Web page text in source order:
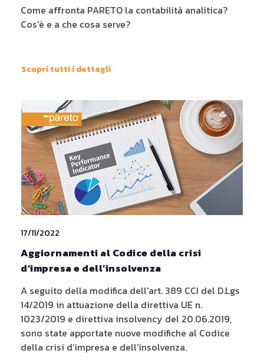
Come affronta PARETO la contabilità analitica?
Cos'è e a che cosa serve?
Scopri tutti i dettagli
17/11/2022
Aggiornamenti al Codice della crisi
d’impresa e dell’insolvenza
A seguito della modifica dell'art. 389 CCI del D.Lgs
14/2019 in attuazione della direttiva UE n.
1023/2019 e direttiva insolvency del 20.06.2019,
sono state apportate nuove modifiche al Codice
della crisi d’impresa e dell’insolvenza.